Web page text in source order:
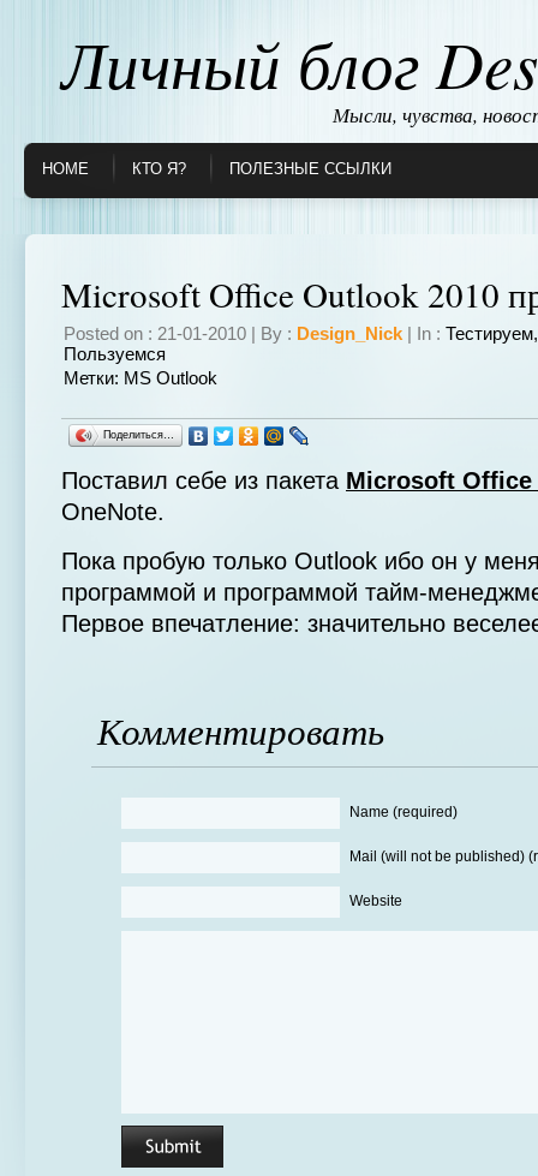
Личный блог
Мысли, чувства,
HOME КТО Я? ПОЛЕЗНЫЕ ССЫЛКИ
Microsoft Office Outlook 2010
Posted on : 21-01-2010 | By : Design_Nick | In :
Пользуемся
Метки: MS Outlook
Поделиться…
Поставил себе из пакета Microsoft Office
OneNote.
Пока пробую только Outlook ибо он у
программой и программой тайм-
Первое впечатление: значительно
Комментировать
Name (required)
Mail (will not be published)
Website